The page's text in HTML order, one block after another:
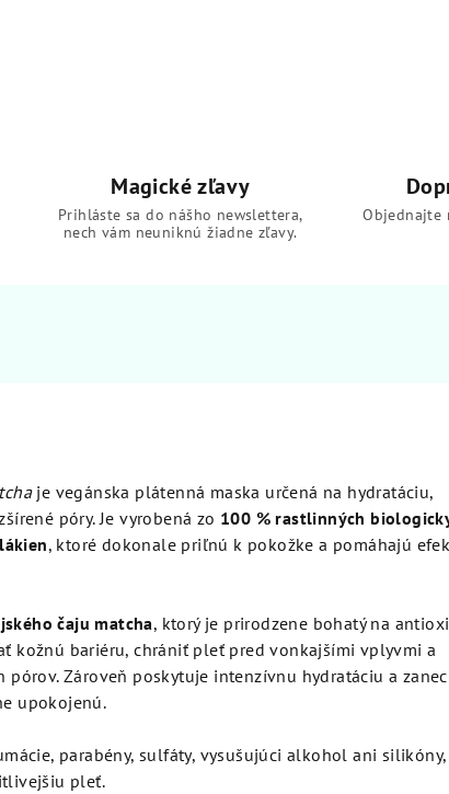
Magické zľavy
Prihláste sa do nášho newslettera,
nech vám neuniknú žiadne zľavy.
Objednajte
je vegánska plátenná maska určená na hydratáciu,
póry. Je vyrobená zo 100 % rastlinných
, ktoré dokonale priľnú k pokožke a pomáhajú
čaju matcha, ktorý je prirodzene bohatý na
kožnú bariéru, chrániť pleť pred vonkajšími vplyvmi a
Zároveň poskytuje intenzívnu hydratáciu a
upokojenú.
parabény, sulfáty, vysušujúci alkohol ani silikóny,
pleť.